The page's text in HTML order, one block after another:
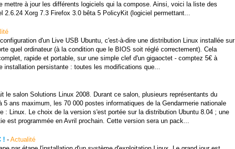
mettre à jour les différents logiciels qui la compose. Ainsi, voici la liste des
2.6.24 Xorg 7.3 Firefox 3.0 bêta 5 PolicyKit (logiciel permettant...
d'un Live USB Ubuntu, c'est-à-dire une distribution Linux installée sur
quel ordinateur (à la condition que le BIOS soit réglé correctement). Cela
rapide et portable, sur une simple clef d'un gigaoctet - comptez 5€ à
installation persistante : toutes les modifications que...
le salon Solutions Linux 2008. Durant ce salon, plusieurs représentants du
ans maximum, les 70 000 postes informatiques de la Gendarmerie nationale
: Linux. Le choix de la version s'est portée sur la distribution Ubuntu 8.04 ; une
est programmée en Avril prochain. Cette version sera un pack...
! - Actualité